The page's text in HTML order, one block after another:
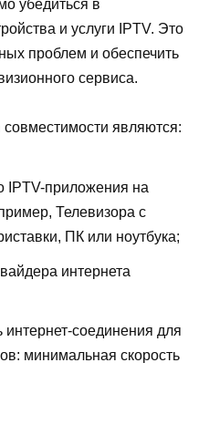
убедиться в
и услуги IPTV. Это
проблем и обеспечить
сервиса.
являются:
IPTV-приложения на
Телевизора с
ПК или ноутбука;
интернета
соединения для
минимальная скорость